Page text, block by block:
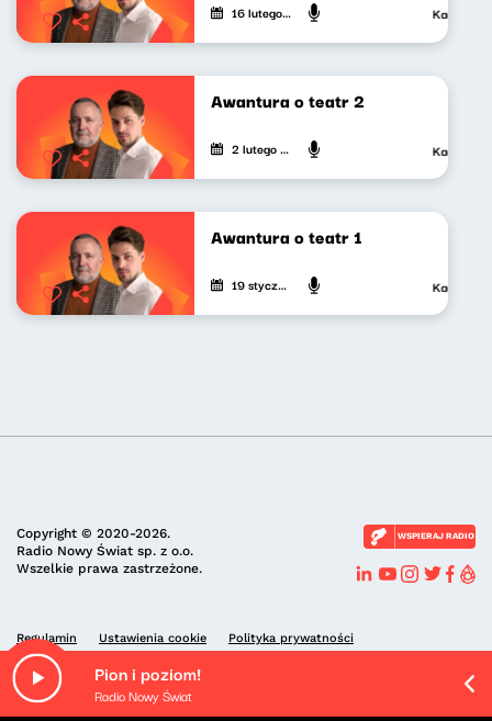
Pion i poziom!
Radio Nowy Świat
16 lutego 2024 Kacper
Awantura o teatr 2
2 lutego 2024 Kacper
Awantura o teatr 1
19 stycznia 2024 Kacper
Copyright © 2020-2026.
Radio Nowy Świat sp. z o.o.
Wszelkie prawa zastrzeżone.
WSPIERAJ RADIO
Regulamin Ustawienia cookie Polityka prywatności